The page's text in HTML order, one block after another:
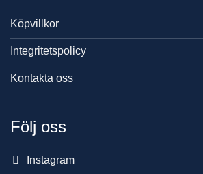
Köpvillkor
Integritetspolicy
Kontakta oss
Följ oss
Instagram